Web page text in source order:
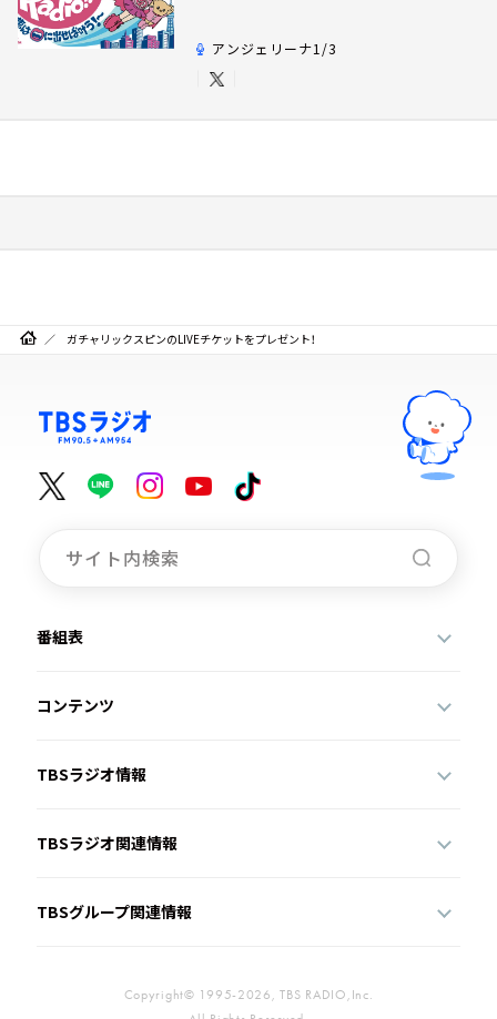
アンジェリーナ1/3
ガチャリックスピンのLIVEチケットをプレゼント！
番組表
コンテンツ
TBSラジオ情報
TBSラジオ関連情報
TBSグループ関連情報
Copyright© 1995-2026, TBS RADIO,Inc.